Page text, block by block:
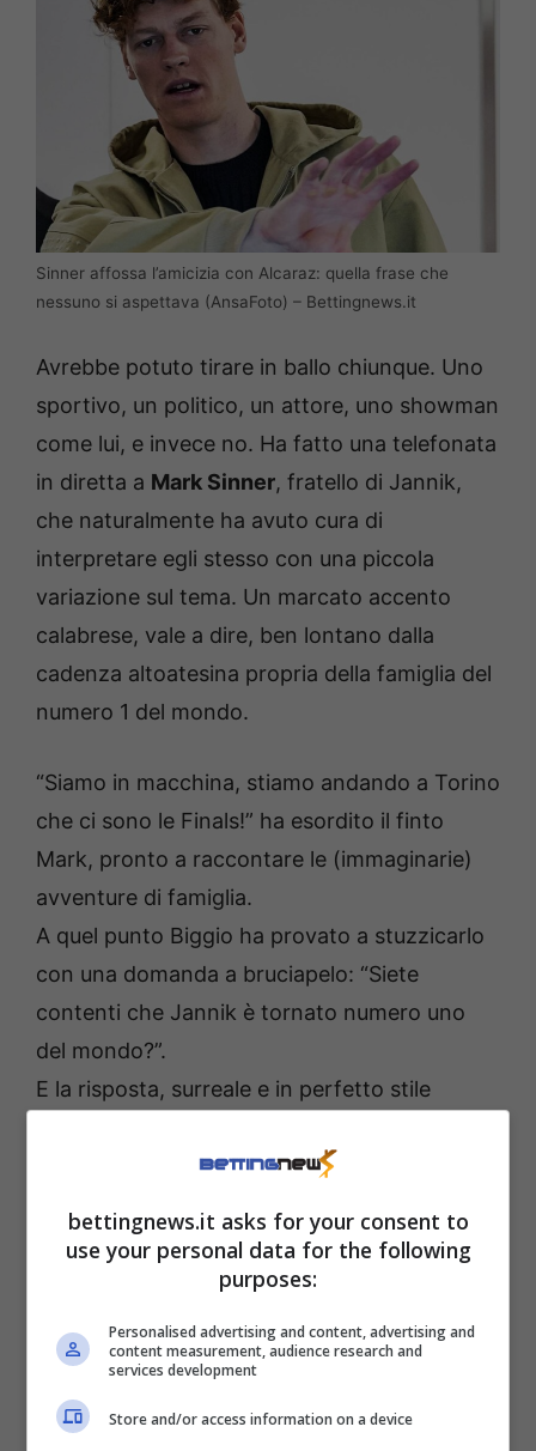
Sinner affossa l’amicizia con Alcaraz: quella frase che
nessuno si aspettava (AnsaFoto) – Bettingnews.it
Avrebbe potuto tirare in ballo chiunque. Uno
sportivo, un politico, un attore, uno showman
come lui, e invece no. Ha fatto una telefonata
in diretta a Mark Sinner, fratello di Jannik,
che naturalmente ha avuto cura di
interpretare egli stesso con una piccola
variazione sul tema. Un marcato accento
calabrese, vale a dire, ben lontano dalla
cadenza altoatesina propria della famiglia del
numero 1 del mondo.
“Siamo in macchina, stiamo andando a Torino
che ci sono le Finals!” ha esordito il finto
Mark, pronto a raccontare le (immaginarie)
avventure di famiglia.
A quel punto Biggio ha provato a stuzzicarlo
con una domanda a bruciapelo: “Siete
contenti che Jannik è tornato numero uno
del mondo?”.
E la risposta, surreale e in perfetto stile
Fiorello, Sinner e quella
telefonata da ricordare
siamo un po’ tristi… se mio fratello è il numero
vuol dire che Alcaraz è il numero 2. E
soffre… non è bello vedere soffrire una
bettingnews.it asks for your consent to
use your personal data for the following
purposes:
Personalised advertising and content, advertising and
content measurement, audience research and
services development
Store and/or access information on a device